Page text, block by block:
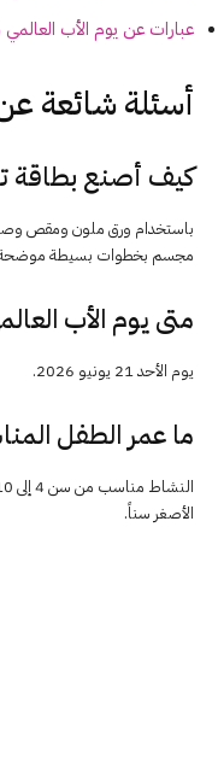
عبارات عن يوم الأب العالمي 2026 بالصور
أسئلة شائعة عن
كيف أصنع بطاقة
باستخدام ورق ملون ومقص
مجسم بخطوات بسيطة موضحة
متى يوم الأب العالمي
يوم الأحد 21 يونيو 2026.
ما عمر الطفل
الأصغر سناً.